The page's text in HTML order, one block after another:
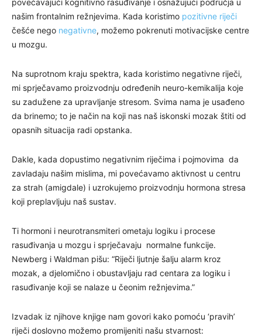
povećavajući kognitivno rasuđivanje i osnažujući područja u
našim frontalnim režnjevima. Kada koristimo pozitivne riječi
češće nego negativne, možemo pokrenuti motivacijske centre
u mozgu.
Na suprotnom kraju spektra, kada koristimo negativne riječi,
mi sprječavamo proizvodnju određenih neuro-kemikalija koje
su zadužene za upravljanje stresom. Svima nama je usađeno
da brinemo; to je način na koji nas naš iskonski mozak štiti od
opasnih situacija radi opstanka.
Dakle, kada dopustimo negativnim riječima i pojmovima da
zavladaju našim mislima, mi povećavamo aktivnost u centru
za strah (amigdale) i uzrokujemo proizvodnju hormona stresa
koji preplavljuju naš sustav.
Ti hormoni i neurotransmiteri ometaju logiku i procese
rasuđivanja u mozgu i sprječavaju normalne funkcije.
Newberg i Waldman pišu: “Riječi ljutnje šalju alarm kroz
mozak, a djelomično i obustavljaju rad centara za logiku i
rasuđivanje koji se nalaze u čeonim režnjevima.”
Izvadak iz njihove knjige nam govori kako pomoću ‘pravih’
riječi doslovno možemo promijeniti našu stvarnost: